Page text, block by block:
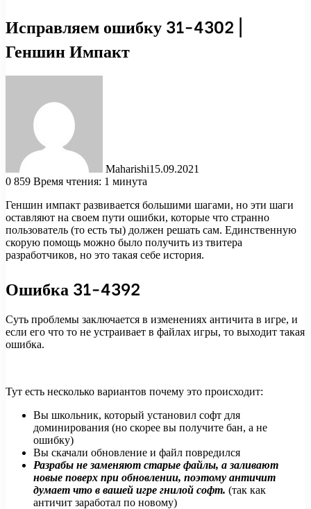
Исправляем ошибку 31-4302 |
Геншин Импакт
Maharishi15.09.2021
0 859 Время чтения: 1 минута
Геншин импакт развивается большими шагами, но эти шаги
оставляют на своем пути ошибки, которые что странно
пользователь (то есть ты) должен решать сам. Единственную
скорую помощь можно было получить из твитера
разработчиков, но это такая себе история.
Ошибка 31-4392
Суть проблемы заключается в изменениях античита в игре, и
если его что то не устраивает в файлах игры, то выходит такая
ошибка.
Тут есть несколько вариантов почему это происходит:
Вы школьник, который установил софт для
доминирования (но скорее вы получите бан, а не
ошибку)
Вы скачали обновление и файл повредился
Разрабы не заменяют старые файлы, а заливают
новые поверх при обновлении, поэтому античит
думает что в вашей игре гнилой софт. (так как
античит заработал по новому)